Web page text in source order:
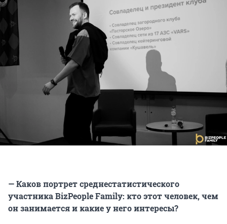
— Каков портрет среднестатистического
участника BizPeople Family: кто этот человек, чем
он занимается и какие у него интересы?